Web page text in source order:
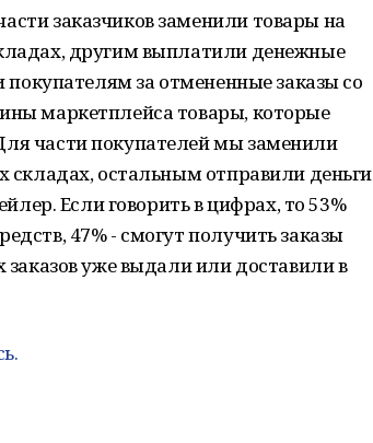
заказчиков заменили товары на
другим выплатили денежные
за отмененные заказы со
маркетплейса товары, которые
части покупателей мы заменили
складах, остальным отправили деньги
Если говорить в цифрах, то 53%
47% - смогут получить заказы
заказов уже выдали или доставили в